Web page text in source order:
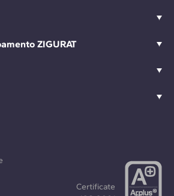
ZIGURAT
Certificate